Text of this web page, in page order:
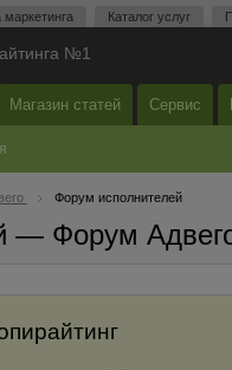
маркетинга Каталог услуг
№1
Магазин статей Сервис
Форум исполнителей
— Форум